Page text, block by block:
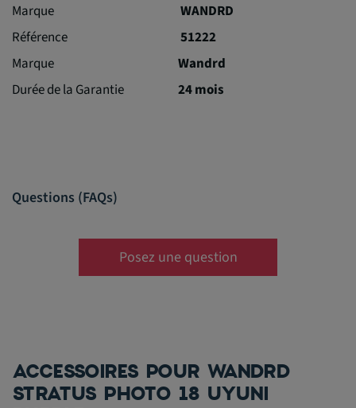
Marque
WANDRD
Référence
51222
Marque
Wandrd
Durée de la Garantie
24 mois
Questions (FAQs)
Posez une question
ACCESSOIRES POUR WANDRD
STRATUS PHOTO 18 UYUNI